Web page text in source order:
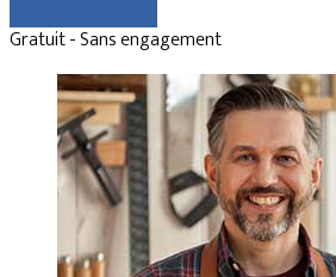
Gratuit - Sans engagement